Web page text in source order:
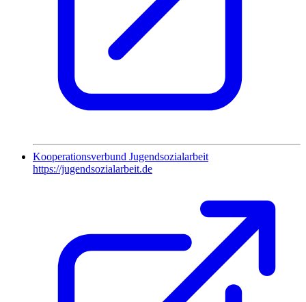
Kooperationsverbund Jugendsozialarbeit
https://jugendsozialarbeit.de